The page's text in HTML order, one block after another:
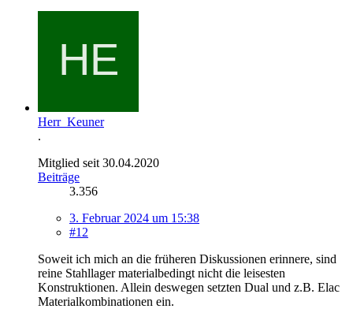
Herr_Keuner
.
Mitglied seit 30.04.2020
Beiträge
3.356
3. Februar 2024 um 15:38
#12
Soweit ich mich an die früheren Diskussionen erinnere, sind
reine Stahllager materialbedingt nicht die leisesten
Konstruktionen. Allein deswegen setzten Dual und z.B. Elac
Materialkombinationen ein.